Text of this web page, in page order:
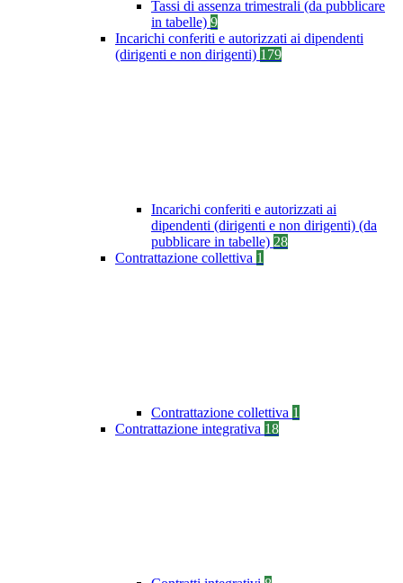
Tassi di assenza trimestrali (da pubblicare
in tabelle) 9
Incarichi conferiti e autorizzati ai dipendenti
(dirigenti e non dirigenti) 179
Incarichi conferiti e autorizzati ai
dipendenti (dirigenti e non dirigenti) (da
pubblicare in tabelle) 28
Contrattazione collettiva 1
Contrattazione collettiva 1
Contrattazione integrativa 18